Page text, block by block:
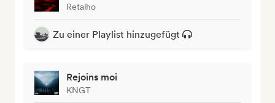
Retalho
Zu einer Playlist hinzugefügt
Rejoins moi
KNGT